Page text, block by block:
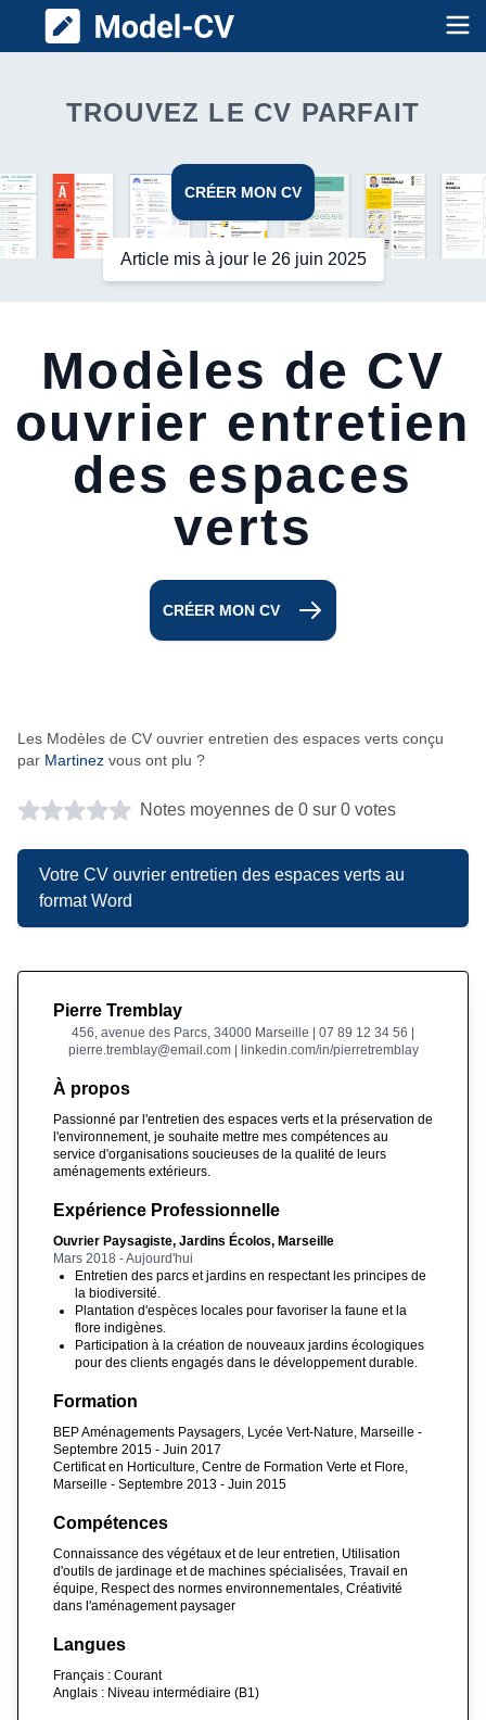
Model CV
TROUVEZ LE CV PARFAIT
CRÉER MON CV
Article mis à jour le 26 juin 2025
Modèles de CV
ouvrier entretien
des espaces
verts
CRÉER MON CV
Les Modèles de CV ouvrier entretien des espaces verts conçu
par Martinez vous ont plu ?
Notes moyennes de 0 sur 0 votes
Votre CV ouvrier entretien des espaces verts au
format Word
Pierre Tremblay
456, avenue des Parcs, 34000 Marseille | 07 89 12 34 56 |
pierre.tremblay@email.com | linkedin.com/in/pierretremblay
À propos
Passionné par l'entretien des espaces verts et la préservation de
l'environnement, je souhaite mettre mes compétences au
service d'organisations soucieuses de la qualité de leurs
aménagements extérieurs.
Expérience Professionnelle
Ouvrier Paysagiste, Jardins Écolos, Marseille
Mars 2018 - Aujourd'hui
Entretien des parcs et jardins en respectant les principes de
la biodiversité.
Plantation d'espèces locales pour favoriser la faune et la
flore indigènes.
Participation à la création de nouveaux jardins écologiques
pour des clients engagés dans le développement durable.
Formation
BEP Aménagements Paysagers, Lycée Vert-Nature, Marseille -
Septembre 2015 - Juin 2017
Certificat en Horticulture, Centre de Formation Verte et Flore,
Marseille - Septembre 2013 - Juin 2015
Compétences
Connaissance des végétaux et de leur entretien, Utilisation
d'outils de jardinage et de machines spécialisées, Travail en
équipe, Respect des normes environnementales, Créativité
dans l'aménagement paysager
Langues
Français : Courant
Anglais : Niveau intermédiaire (B1)